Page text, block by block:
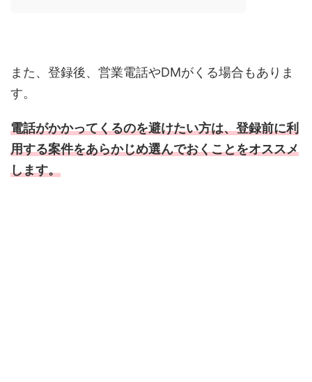
また、登録後、営業電話やDMがくる場合もありま
す。
電話がかかってくるのを避けたい方は、登録前に利
用する案件をあらかじめ選んでおくことをオススメ
します。